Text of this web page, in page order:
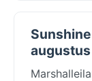
augustus